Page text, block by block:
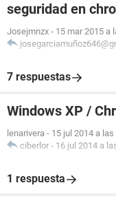
seguridad en
Josejmnzx - 15 mar 2015 a
7 respuestas
Windows XP /
lenarivera - 15 jul 2014 a las
ciberlor - 16 jul 2014 a
1 respuesta